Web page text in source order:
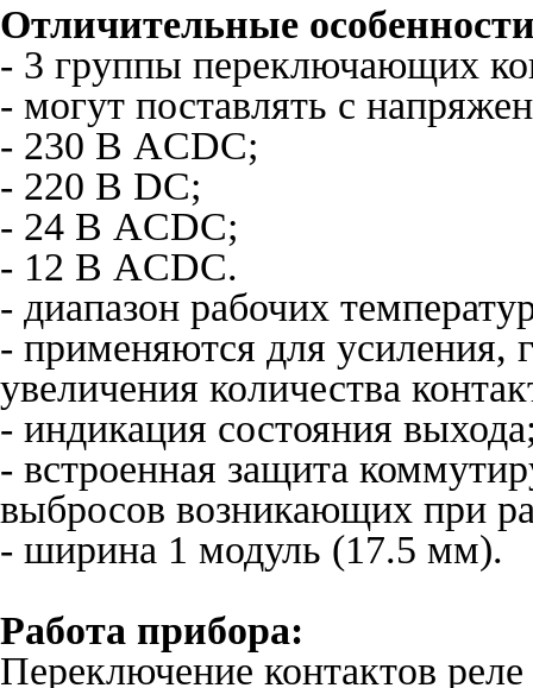
Отличительные
- 3 группы переключающих
- могут поставлять с
- 230 В ACDC;
- 220 В DC;
- 24 В ACDC;
- 12 В ACDC.
- диапазон рабочих
- применяются для усиления,
увеличения количества
- индикация состояния
- встроенная защита
выбросов возникающих при
- ширина 1 модуль (17.5 мм).
Работа прибора:
Переключение контактов